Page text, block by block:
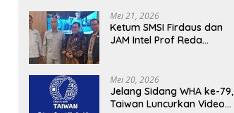
Mei 21, 2026
Ketum SMSI Firdaus dan
JAM Intel Prof Reda
SMSI Sukseskan Jaga
Desa dan Jaga Dapur
MBG, Perkuat Pengawasan
Mei 20, 2026
Jelang Sidang WHA ke-79,
Taiwan Luncurkan Video